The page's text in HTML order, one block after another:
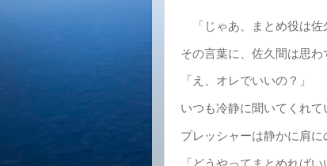
「じゃあ、まとめ役は佐
その言葉に、佐久間は思わ
「え、オレでいいの？」
いつも冷静に聞いてくれ
プレッシャーは静かに肩に